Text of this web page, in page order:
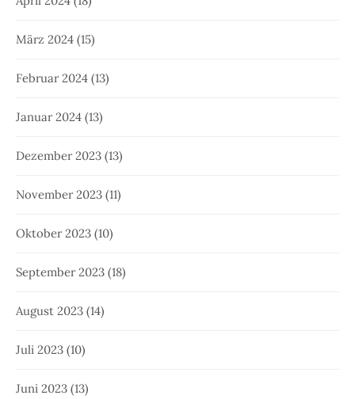
März 2024 (15)
Februar 2024 (13)
Januar 2024 (13)
Dezember 2023 (13)
November 2023 (11)
Oktober 2023 (10)
September 2023 (18)
August 2023 (14)
Juli 2023 (10)
Juni 2023 (13)